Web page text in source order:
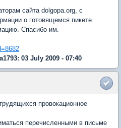
сайта dolgopa.org, с
о готовящемся пикете.
Спасибо им.
03 July 2009 - 07:40
провокационное
перечисленными в письме